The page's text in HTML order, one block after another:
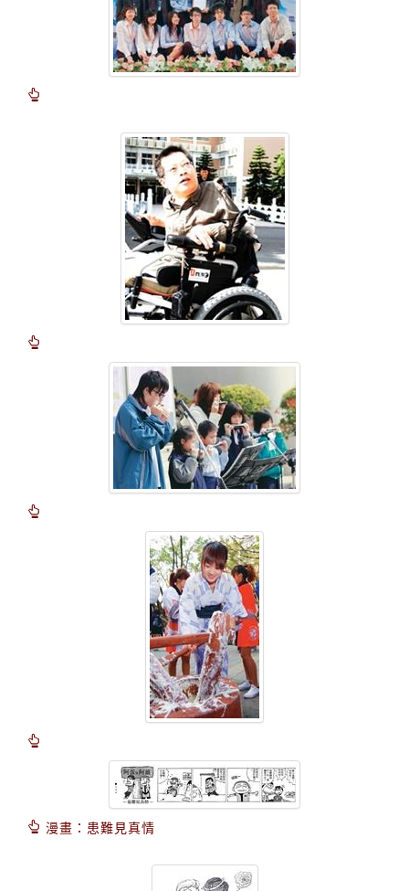
漫畫：患難見真情